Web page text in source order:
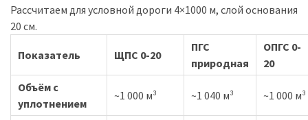
Рассчитаем для условной дороги 4×1000 м, слой основания
20 см.
Показатель ЩПС 0-20
ПГС
природная
ОПГС 0-
20
Объём с
уплотнением
~1 000 м³ ~1 040 м³ ~1 000 м³